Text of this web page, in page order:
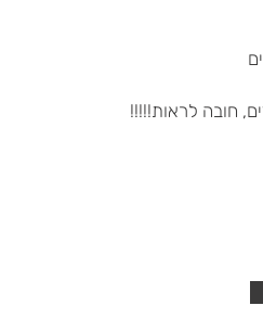
חובה לראות!!!!!